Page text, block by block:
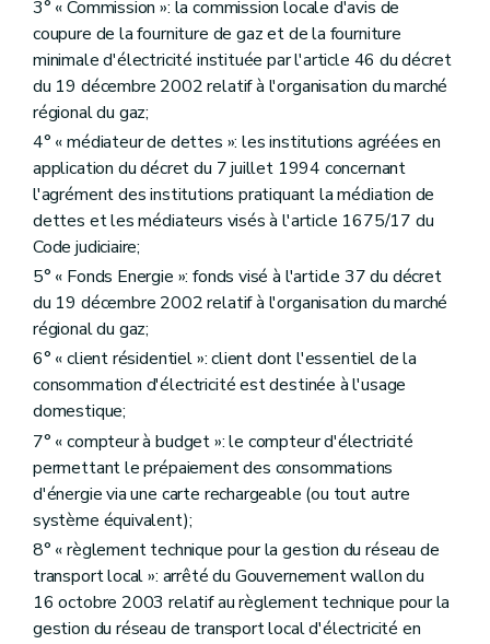
Art. 36
Art. 37
Section 4 Fourniture minimale garantie aux clients protégés
Sous-section première Fourniture minimale garantie et défaut récurrent de paiement
Art. 38
Art. 39
Sous-section 2 Procédure conduisant à la coupure d'électricité suite à un défaut récurrent de paiement
Art. 40
Sous-section 3 Recouvrement de la dette relative à la fourniture minimale garantie
Art. 41
Chapitre V Contrôle de la « CWaPE »
Art. 42
Art. 43
Art. 44
Chapitre V Contrôle de la « CWaPE »
Art. 42
Art. 43
Art. 44
Chapitre VI Dispositions transitoires et finales
Art. 45
Art. 46
Art. 47
Art. 48
Chapitre VI Dispositions transitoires et finales
Art. 45
Art. 46
Art. 47
Art. 48
Annexe 1
3° « Commission »: la commission locale d'avis de
coupure de la fourniture de gaz et de la fourniture
minimale d'électricité instituée par l'article 46 du décret
du 19 décembre 2002 relatif à l'organisation du marché
régional du gaz;
4° « médiateur de dettes »: les institutions agréées en
application du décret du 7 juillet 1994 concernant
l'agrément des institutions pratiquant la médiation de
dettes et les médiateurs visés à l'article 1675/17 du
Code judiciaire;
5° « Fonds Energie »: fonds visé à l'article 37 du décret
du 19 décembre 2002 relatif à l'organisation du marché
régional du gaz;
6° « client résidentiel »: client dont l'essentiel de la
consommation d'électricité est destinée à l'usage
domestique;
7° « compteur à budget »: le compteur d'électricité
permettant le prépaiement des consommations
d'énergie via une carte rechargeable (ou tout autre
système équivalent);
8° « règlement technique pour la gestion du réseau de
transport local »: arrêté du Gouvernement wallon du
16 octobre 2003 relatif au règlement technique pour la
gestion du réseau de transport local d'électricité en